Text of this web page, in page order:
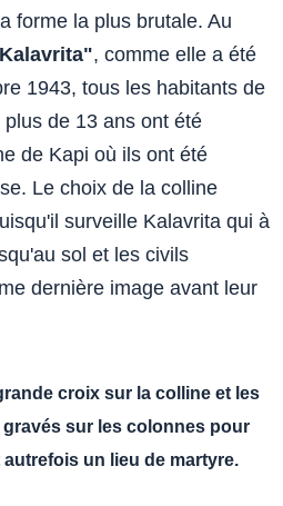
forme la plus brutale. Au
, comme elle a été
1943, tous les habitants de
de 13 ans ont été
de Kapi où ils ont été
Le choix de la colline
surveille Kalavrita qui à
sol et les civils
dernière image avant leur
croix sur la colline et les
sur les colonnes pour
un lieu de martyre.